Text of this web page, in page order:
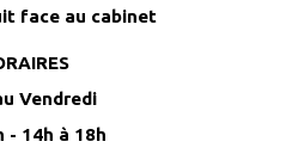
face au cabinet
Vendredi
- 14h à 18h